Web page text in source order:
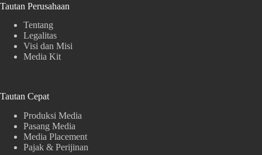
Tautan Perusahaan
Tentang
Legalitas
Visi dan Misi
Media Kit
Tautan Cepat
Produksi Media
Pasang Media
Media Placement
Pajak & Perijinan